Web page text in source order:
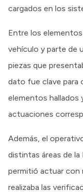
cargados en los
Entre los
vehículo y parte de
piezas que
dato fue clave para
elementos hallados
actuaciones
Además, el
distintas áreas de la
permitió actuar con
realizaba las